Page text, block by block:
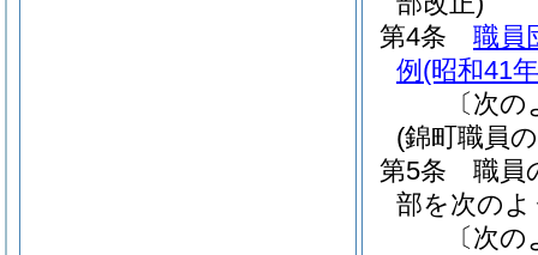
第4条
職員
例 (昭和41
〔次
(錦町職員
第5条
職員
部を次の
〔次